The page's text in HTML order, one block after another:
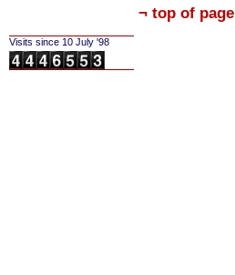
Visits since 10 July '98
¬ top of page